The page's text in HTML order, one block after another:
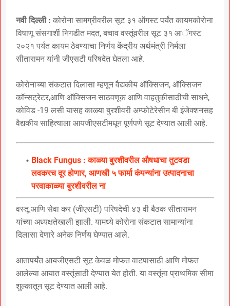
नवी दिल्ली : कोरोना सामग्रीवरील सूट ३१ ऑगस्ट पर्यंत कायमकोरोना
विषाणू संसगार्शी निगडीत मदत, बचाव वस्तूंवरील सूट ३१ आॅगस्ट
२०२१ पर्यंत कायम ठेवण्याचा निर्णय केंद्रीय अर्थमंत्री निर्मला
सीतारामन यांनी जीएसटी परिषदेत घेतला आहे.
कोरोनाच्या संकटात दिलासा म्हणून वैद्यकीय ऑक्सिजन, ऑक्सिजन
कॉन्सट्रेटर,आणि ऑक्सिजन साठवणूक आणि वाहतुकीसाठीची साधने,
कोविड -19 लसी यासह काळ्या बुरशीवरी अम्फोटेरेसीन बी इंजेक्शनसह
वैद्यकीय साहित्याला आयजीएसटीमधून पूर्णपणे सूट देण्यात आली आहे.
Black Fungus : काळ्या बुरशीवरील औषधाचा तुटवडा
लवकरच दूर होणार, आणखी ५ फार्मा कंपन्यांना उत्पादनाचा
परवाकाळ्या बुरशीवरील ना
वस्तू आणि सेवा कर (जीएसटी) परिषदेची ४३ वी बैठक सीतारामन
यांच्या अध्यक्षतेखाली झाली. यामध्ये कोरोना संकटात सामान्यांना
दिलासा देणारे अनेक निर्णय घेण्यात आले.
आतापर्यंत आयजीएसटी सूट केवळ मोफत वाटपासाठी आणि मोफत
आलेल्या आयात वस्तूंसाठी देण्यात येत होती. या वस्तूंना प्राथमिक सीमा
शुल्कातून सूट देण्यात आली आहे.